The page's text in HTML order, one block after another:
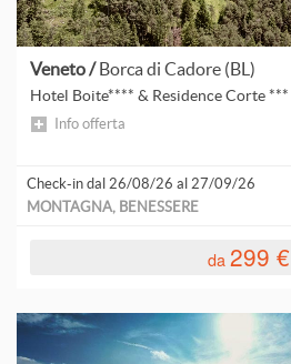
Veneto /Borca di Cadore (BL)
Hotel Boite**** & Residence Corte ***
Info offerta
Check-in dal 26/08/26 al 27/09/26
MONTAGNA, BENESSERE
da 299 €